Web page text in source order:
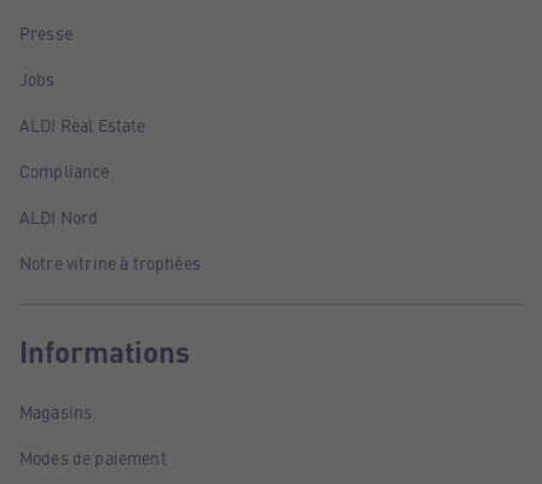
Presse
Jobs
ALDI Real Estate
Compliance
ALDI Nord
Notre vitrine à trophées
Informations
Magasins
Modes de paiement